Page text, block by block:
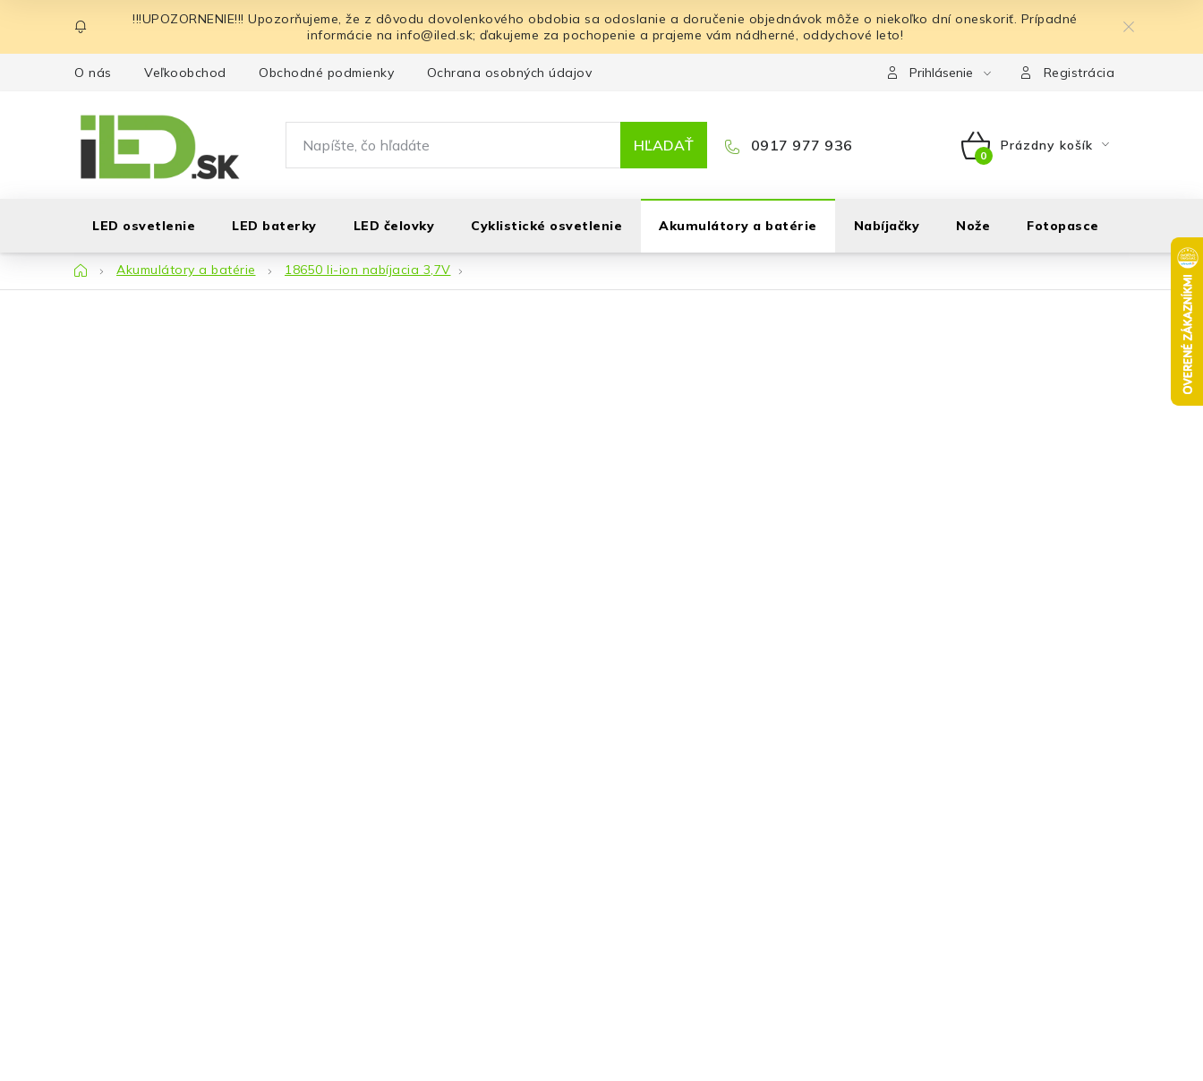
obsah
!!!UPOZORNENIE!!! Upozorňujeme, že z dôvodu dovolenkového obdobia sa odoslanie a doručenie objednávok môže o niekoľko dní oneskoriť. Prípadné
informácie na info@iled.sk; ďakujeme za pochopenie a prajeme vám nádherné, oddychové leto!
O nás Veľkoobchod Obchodné podmienky Ochrana osobných údajov Prihlásenie Registrácia
HĽADAŤ 0917 977 936
NÁKUPNÝ
Prázdny košík
LED osvetlenie LED baterky LED čelovky Cyklistické osvetlenie Akumulátory a batérie Nabíjačky Nože Fotopasce
DomovAkumulátory a batérie 18650 li-ion nabíjacia 3,7V